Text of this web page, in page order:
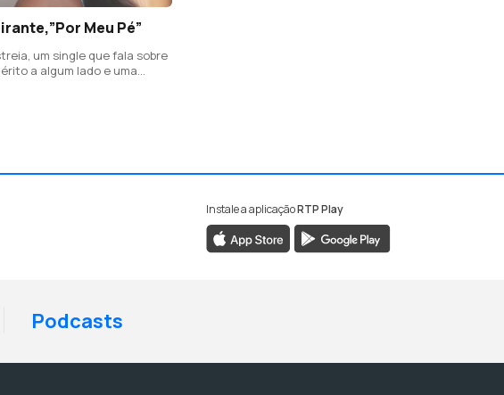
Meu Pé”
um single que fala sobre
a algum lado e uma
Instale a aplicaçãoRTP Play
Podcasts